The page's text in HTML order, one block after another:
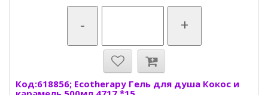
- +
Код:618856; Ecotherapy Гель для душа Кокос и